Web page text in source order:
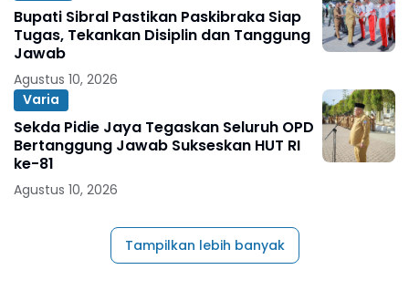
Bupati Sibral Pastikan Paskibraka Siap
Tugas, Tekankan Disiplin dan Tanggung
Jawab
Agustus 10, 2026
Varia
Sekda Pidie Jaya Tegaskan Seluruh OPD
Bertanggung Jawab Sukseskan HUT RI
ke-81
Agustus 10, 2026
Tampilkan lebih banyak